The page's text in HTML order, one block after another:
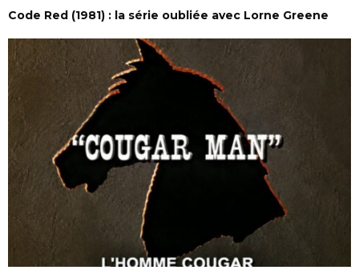
Code Red (1981) : la série oubliée avec Lorne Greene